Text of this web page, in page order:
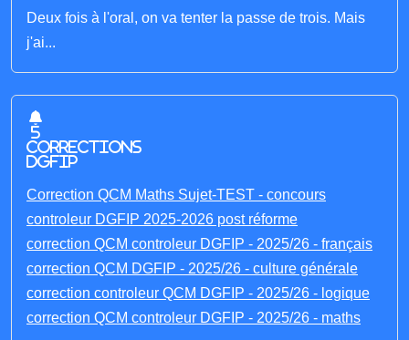
Deux fois à l'oral, on va tenter la passe de trois. Mais
j'ai...
5
corrections
DGFIP
Correction QCM Maths Sujet-TEST - concours
controleur DGFIP 2025-2026 post réforme
correction QCM controleur DGFIP - 2025/26 - français
correction QCM DGFIP - 2025/26 - culture générale
correction controleur QCM DGFIP - 2025/26 - logique
correction QCM controleur DGFIP - 2025/26 - maths